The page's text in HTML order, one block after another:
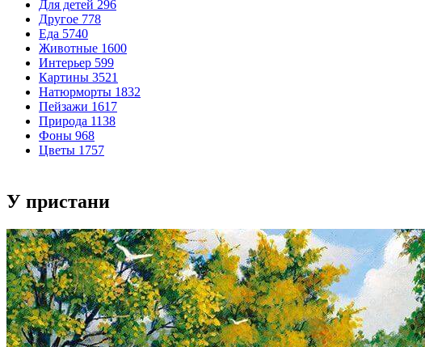
Для детей 296
Другое 778
Еда 5740
Животные 1600
Интерьер 599
Картины 3521
Натюрморты 1832
Пейзажи 1617
Природа 1138
Фоны 968
Цветы 1757
У пристани